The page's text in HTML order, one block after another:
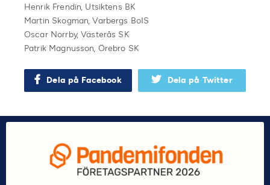
Henrik Frendin, Utsiktens BK
Martin Skogman, Varbergs BoIS
Oscar Norrby, Västerås SK
Patrik Magnusson, Örebro SK
Dela på Facebook Dela på Twitter